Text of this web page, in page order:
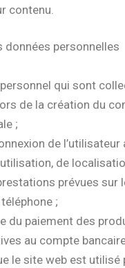
contenu.
personnelles
qui sont
de la création du
;
de
de
prévues
;
du paiement des
au compte
le site web est utilisé